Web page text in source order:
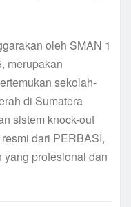
oleh SMAN 1
merupakan
sekolah-
di Sumatera
sistem knock-out
dari PERBASI,
profesional dan